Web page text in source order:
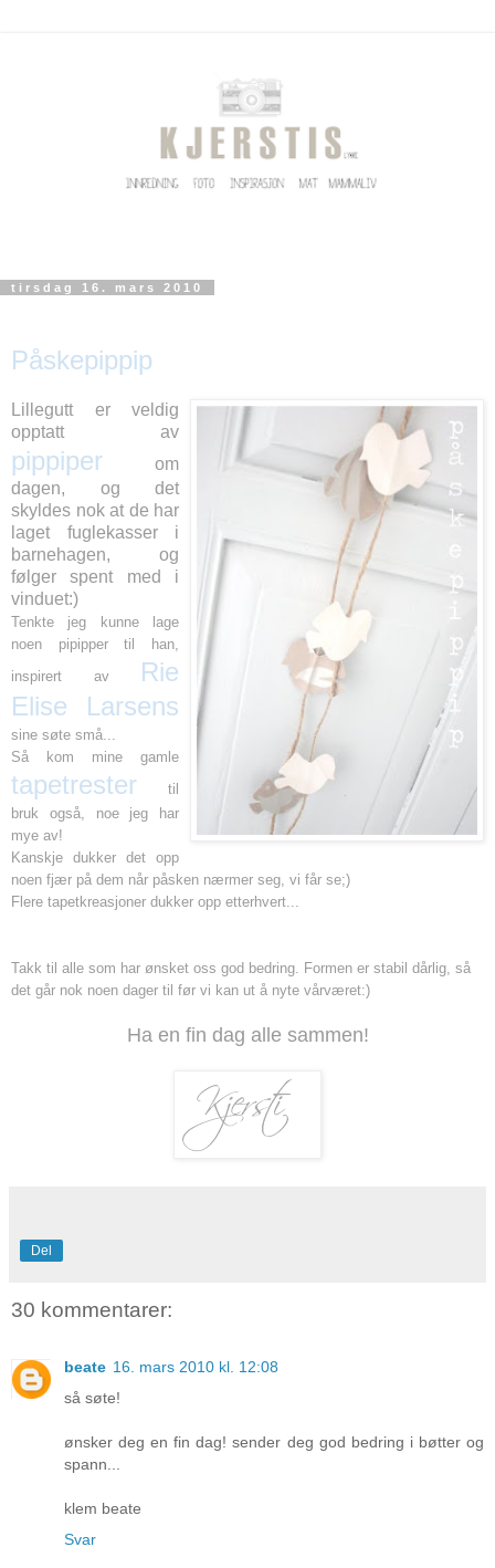
tirsdag 16. mars 2010
Påskepippip
Lillegutt er veldig
opptatt av
pippiper om
dagen, og det
skyldes nok at de har
laget fuglekasser i
barnehagen, og
følger spent med i
vinduet:)
Tenkte jeg kunne lage
noen pipipper til han,
inspirert av
Rie
Elise Larsens
sine søte små...
Så kom mine gamle
tapetrester til
bruk også, noe jeg har
mye av!
Kanskje dukker det opp
noen fjær på dem når påsken nærmer seg, vi får se;)
Flere tapetkreasjoner dukker opp etterhvert...
Takk til alle som har ønsket oss god bedring. Formen er stabil dårlig, så
det går nok noen dager til før vi kan ut å nyte vårværet:)
Ha en fin dag alle sammen!
Del
30 kommentarer:
beate 16. mars 2010 kl. 12:08
så søte!
ønsker deg en fin dag! sender deg god bedring i bøtter og
spann...
klem beate
Svar